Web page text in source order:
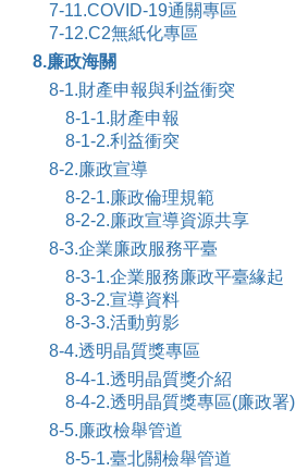
7-11.COVID-19通關專區
7-12.C2無紙化專區
8.廉政海關
8-1.財產申報與利益衝突
8-1-1.財產申報
8-1-2.利益衝突
8-2.廉政宣導
8-2-1.廉政倫理規範
8-2-2.廉政宣導資源共享
8-3.企業廉政服務平臺
8-3-1.企業服務廉政平臺緣起
8-3-2.宣導資料
8-3-3.活動剪影
8-4.透明晶質獎專區
8-4-1.透明晶質獎介紹
8-4-2.透明晶質獎專區(廉政署)
8-5.廉政檢舉管道
8-5-1.臺北關檢舉管道